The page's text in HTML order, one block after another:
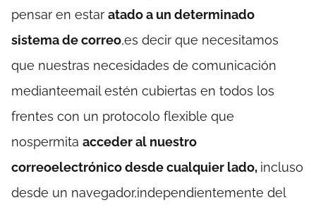
pensar en estar atado a un determinado
sistema de correo,es decir que necesitamos
que nuestras necesidades de comunicación
medianteemail estén cubiertas en todos los
frentes con un protocolo flexible que
nospermita acceder al nuestro
correoelectrónico desde cualquier lado, incluso
desde un navegador,independientemente del